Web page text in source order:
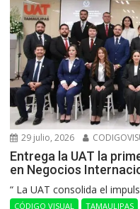
29 julio, 2026
Entrega la UAT la
en Negocios
“ La UAT consolida el
CÓDIGO VISUAL TAMAULIPAS